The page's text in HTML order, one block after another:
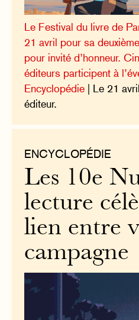
Le Festival du livre de
21 avril pour sa
pour invité d’honneur.
éditeurs participent à
Encyclopédie | Le 21
éditeur.
ENCYCLOPÉDIE
Les 10e
lecture
lien entre
campagne